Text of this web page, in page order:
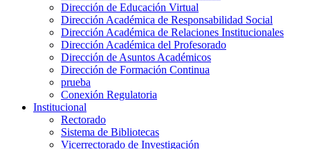
Dirección de Educación Virtual
Dirección Académica de Responsabilidad Social
Dirección Académica de Relaciones Institucionales
Dirección Académica del Profesorado
Dirección de Asuntos Académicos
Dirección de Formación Continua
prueba
Conexión Regulatoria
Institucional
Rectorado
Sistema de Bibliotecas
Vicerrectorado de Investigación